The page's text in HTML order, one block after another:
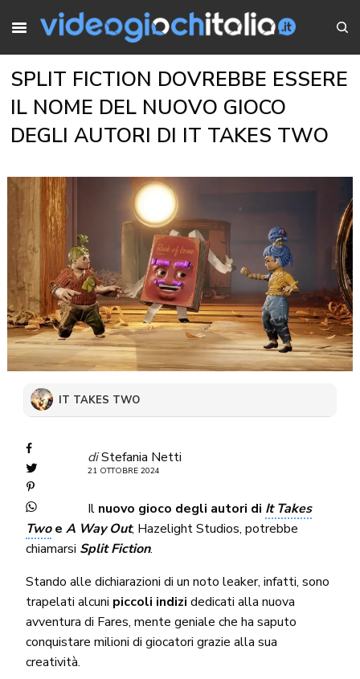
SPLIT FICTION DOVREBBE ESSERE
IL NOME DEL NUOVO GIOCO
DEGLI AUTORI DI IT TAKES TWO
IT TAKES TWO
diStefania Netti
21 OTTOBRE 2024
Il nuovo gioco degli autori di It Takes
Twoe A Way Out, Hazelight Studios, potrebbe
chiamarsi Split Fiction.
Stando alle dichiarazioni di un noto leaker, infatti, sono
trapelati alcuni piccoli indizi dedicati alla nuova
avventura di Fares, mente geniale che ha saputo
conquistare milioni di giocatori grazie alla sua
creatività.